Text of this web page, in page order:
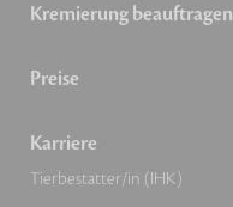
Kremierung beauftragen
Preise
Karriere
Tierbestatter/in (IHK)